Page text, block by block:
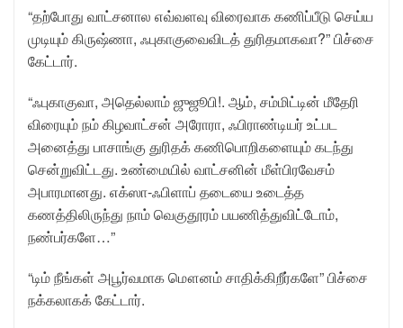
“தற்போது வாட்சனால எவ்வளவு விரைவாக கணிப்பீடு செய்ய
முடியும் கிருஷ்ணா, ஃபுகாகுவைவிடத் துரிதமாகவா?” பிச்சை
கேட்டார்.
“ஃபுகாகுவா, அதெல்லாம் ஜுஜூபி!. ஆம், சம்மிட்டின் மீதேரி
விரையும் நம் கிழவாட்சன் அரோரா, ஃபிராண்டியர் உட்பட
அனைத்து பாசாங்கு துரிதக் கணிபொறிகளையும் கடந்து
சென்றுவிட்டது. உண்மையில் வாட்சனின் மீள்பிரவேசம்
அபாரமானது. எக்ஸா-ஃபிளாப் தடையை உடைத்த
கணத்திலிருந்து நாம் வெகுதூரம் பயணித்துவிட்டோம்,
நண்பர்களே…”
“டிம் நீங்கள் அபூர்வமாக மௌனம் சாதிக்கிறீர்களே” பிச்சை
நக்கலாகக் கேட்டார்.